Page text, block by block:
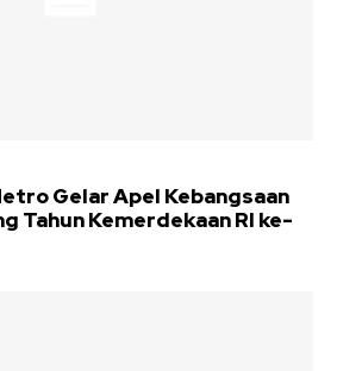
Gelar Apel Kebangsaan
Tahun Kemerdekaan RI ke-